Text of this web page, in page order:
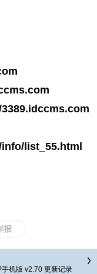
list_55.html
手机版 v2.70 更新记录